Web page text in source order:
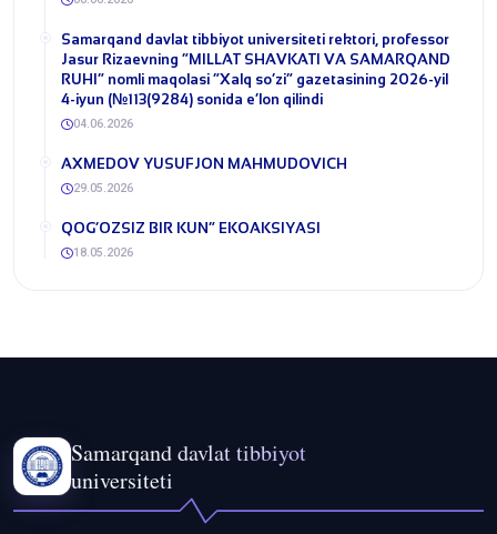
​Samarqand davlat tibbiyot universiteti rektori, professor
Jasur Rizaevning “MILLAT SHAVKATI VA SAMARQAND
RUHI” nomli maqolasi “Xalq so‘zi” gazetasining 2026-yil
4-iyun (№113(9284) sonida e’lon qilindi
04.06.2026
​AXMEDOV YUSUFJON MAHMUDOVICH
29.05.2026
QOG‘OZSIZ BIR KUN” EKOAKSIYASI
18.05.2026
Samarqand davlat tibbiyot
universiteti